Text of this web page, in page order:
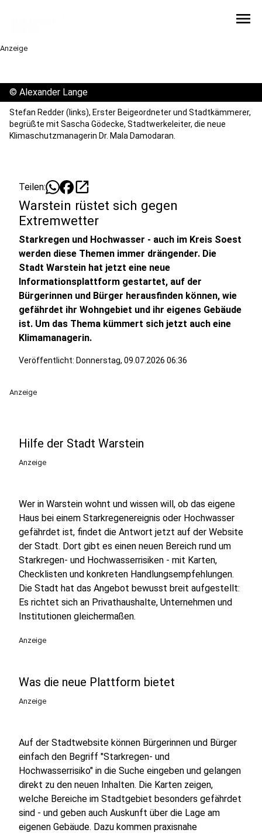
menu
Anzeige
© Alexander Lange
Stefan Redder (links), Erster Beigeordneter und Stadtkämmerer,
begrüßte mit Sascha Gödecke, Stadtwerkeleiter, die neue
Klimaschutzmanagerin Dr. Mala Damodaran.
Teilen: open_in_new
Warstein rüstet sich gegen
Extremwetter
Starkregen und Hochwasser - auch im Kreis Soest
werden diese Themen immer drängender. Die
Stadt Warstein hat jetzt eine neue
Informationsplattform gestartet, auf der
Bürgerinnen und Bürger herausfinden können, wie
gefährdet ihr Wohngebiet und ihr eigenes Gebäude
ist. Um das Thema kümmert sich jetzt auch eine
Klimamanagerin.
Veröffentlicht: Donnerstag, 09.07.2026 06:36
Anzeige
Hilfe der Stadt Warstein
Anzeige
Wer in Warstein wohnt und wissen will, ob das eigene
Haus bei einem Starkregenereignis oder Hochwasser
gefährdet ist, findet die Antwort jetzt auf der Website
der Stadt. Dort gibt es einen neuen Bereich rund um
Starkregen- und Hochwasserrisiken - mit Karten,
Checklisten und konkreten Handlungsempfehlungen.
Die Stadt hat das Angebot bewusst breit aufgestellt:
Es richtet sich an Privathaushalte, Unternehmen und
Institutionen gleichermaßen.
Anzeige
Was die neue Plattform bietet
Anzeige
Auf der Stadtwebsite können Bürgerinnen und Bürger
einfach den Begriff "Starkregen- und
Hochwasserrisiko" in die Suche eingeben und gelangen
direkt zu den neuen Inhalten. Die Karten zeigen,
welche Bereiche im Stadtgebiet besonders gefährdet
sind - und geben auch Auskunft über die Lage am
eigenen Gebäude. Dazu kommen praxisnahe